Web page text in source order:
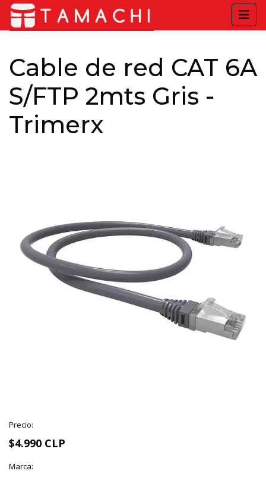
Cable de red CAT 6A
S/FTP 2mts Gris -
Trimerx
Precio:
$4.990 CLP
Marca: